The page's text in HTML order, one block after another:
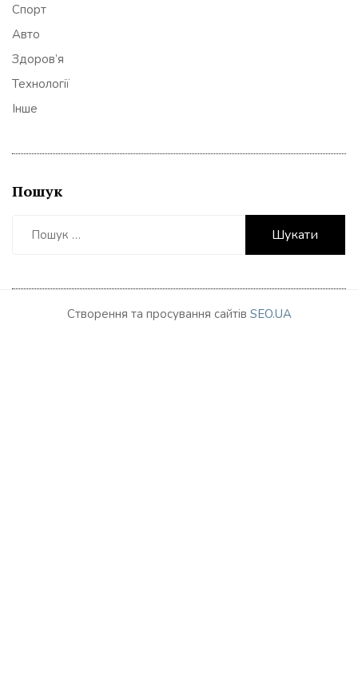
Спорт
Авто
Здоров’я
Технології
Інше
Пошук
Створення та просування сайтів SEO.UA